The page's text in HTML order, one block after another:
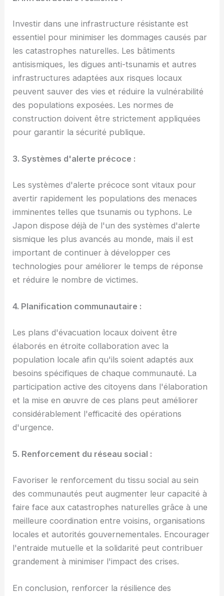
Investir dans une infrastructure résistante est
essentiel pour minimiser les dommages causés par
les catastrophes naturelles. Les bâtiments
antisismiques, les digues anti-tsunamis et autres
infrastructures adaptées aux risques locaux
peuvent sauver des vies et réduire la vulnérabilité
des populations exposées. Les normes de
construction doivent être strictement appliquées
pour garantir la sécurité publique.
3. Systèmes d'alerte précoce :
Les systèmes d'alerte précoce sont vitaux pour
avertir rapidement les populations des menaces
imminentes telles que tsunamis ou typhons. Le
Japon dispose déjà de l'un des systèmes d'alerte
sismique les plus avancés au monde, mais il est
important de continuer à développer ces
technologies pour améliorer le temps de réponse
et réduire le nombre de victimes.
4. Planification communautaire :
Les plans d'évacuation locaux doivent être
élaborés en étroite collaboration avec la
population locale afin qu'ils soient adaptés aux
besoins spécifiques de chaque communauté. La
participation active des citoyens dans l'élaboration
et la mise en œuvre de ces plans peut améliorer
considérablement l'efficacité des opérations
d'urgence.
5. Renforcement du réseau social :
Favoriser le renforcement du tissu social au sein
des communautés peut augmenter leur capacité à
faire face aux catastrophes naturelles grâce à une
meilleure coordination entre voisins, organisations
locales et autorités gouvernementales. Encourager
l'entraide mutuelle et la solidarité peut contribuer
grandement à minimiser l'impact des crises.
En conclusion, renforcer la résilience des